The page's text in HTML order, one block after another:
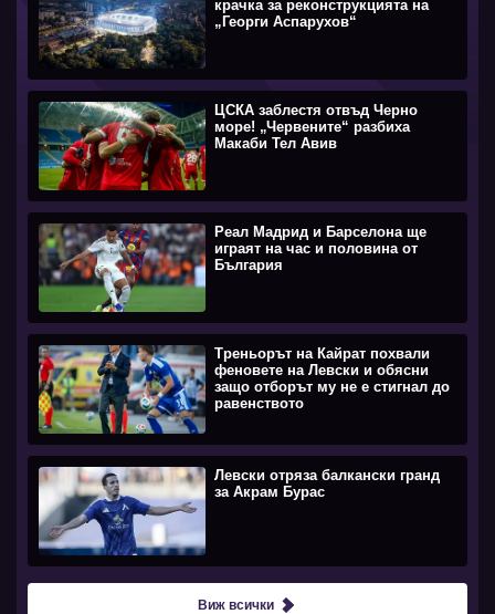
крачка за реконструкцията на
„Георги Аспарухов“
ЦСКА заблестя отвъд Черно
море! „Червените“ разбиха
Макаби Тел Авив
Реал Мадрид и Барселона ще
играят на час и половина от
България
Треньорът на Кайрат похвали
феновете на Левски и обясни
защо отборът му не е стигнал до
равенството
Левски отряза балкански гранд
за Акрам Бурас
Виж всички